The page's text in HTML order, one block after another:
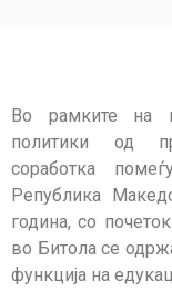
Во рамките на
политики од
соработка
Република
година, со
во Битола се
функција на